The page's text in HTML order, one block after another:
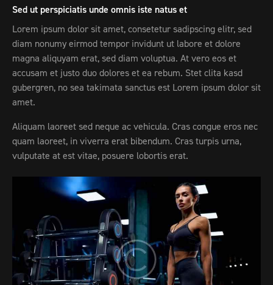
Sed ut perspiciatis unde omnis iste natus et
Lorem ipsum dolor sit amet, consetetur sadipscing elitr, sed
diam nonumy eirmod tempor invidunt ut labore et dolore
magna aliquyam erat, sed diam voluptua. At vero eos et
accusam et justo duo dolores et ea rebum. Stet clita kasd
gubergren, no sea takimata sanctus est Lorem ipsum dolor sit
amet.
Aliquam laoreet sed neque ac vehicula. Cras congue eros nec
quam laoreet, in viverra erat bibendum. Cras turpis urna,
vulputate at est vitae, posuere lobortis erat.